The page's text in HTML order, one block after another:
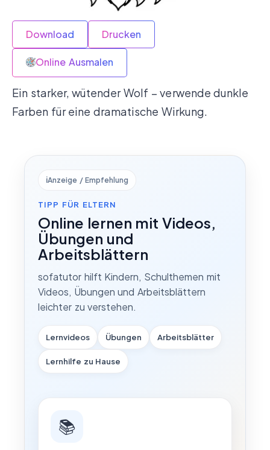
Download Drucken
Online Ausmalen
Ein starker, wütender Wolf – verwende dunkle
Farben für eine dramatische Wirkung.
ℹ️Anzeige / Empfehlung
TIPP FÜR ELTERN
Online lernen mit Videos,
Übungen und
Arbeitsblättern
sofatutor hilft Kindern, Schulthemen mit
Videos, Übungen und Arbeitsblättern
leichter zu verstehen.
Lernvideos Übungen Arbeitsblätter
Lernhilfe zu Hause
📚